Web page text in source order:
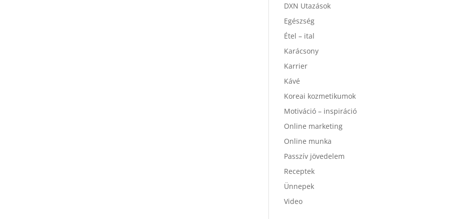
DXN Utazások
Egészség
Étel – ital
Karácsony
Karrier
Kávé
Koreai kozmetikumok
Motiváció – inspiráció
Online marketing
Online munka
Passzív jövedelem
Receptek
Ünnepek
Video